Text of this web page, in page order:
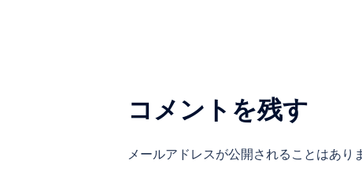
コメントを残す
メールアドレスが公開されることはあり